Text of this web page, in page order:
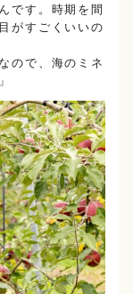
です。時期を間
がすごくいいの
ので、海のミネ